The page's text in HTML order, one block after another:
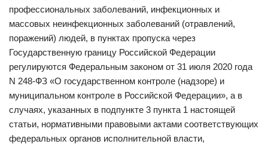
профессиональных заболеваний, инфекционных и
массовых неинфекционных заболеваний (отравлений,
поражений) людей, в пунктах пропуска через
Государственную границу Российской Федерации
регулируются Федеральным законом от 31 июля 2020 года
N 248-ФЗ «О государственном контроле (надзоре) и
муниципальном контроле в Российской Федерации», а в
случаях, указанных в подпункте 3 пункта 1 настоящей
статьи, нормативными правовыми актами соответствующих
федеральных органов исполнительной власти,